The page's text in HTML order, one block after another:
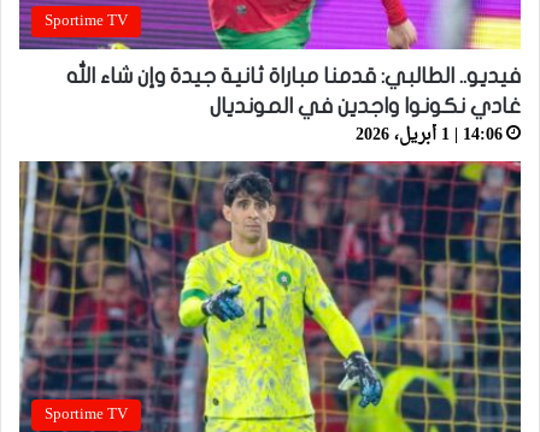
Sportime TV
فيديو.. الطالبي: قدمنا مباراة ثانية جيدة وإن شاء الله
غادي نكونوا واجدين في المونديال
14:06 | 1 أبريل، 2026
Sportime TV